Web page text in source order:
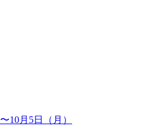
10月5日（月）